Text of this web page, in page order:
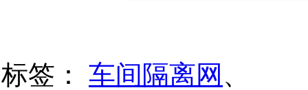
标签： 车间隔离网 、